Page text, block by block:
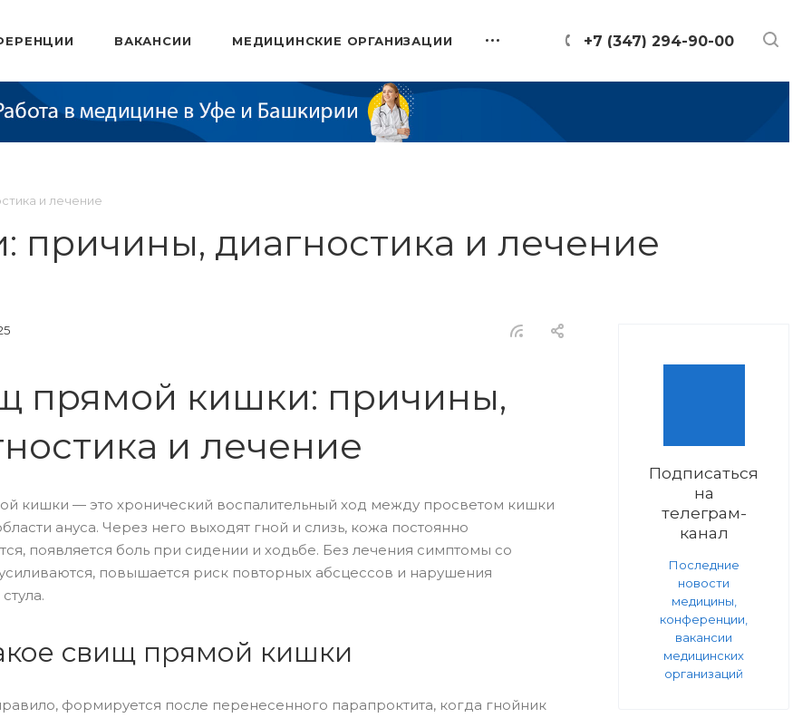
+7 (347) 294-90-00
ВАКАНСИИ МЕДИЦИНСКИЕ ОРГАНИЗАЦИИ
и лечение
диагностика и лечение
прямой кишки: причины,
и лечение
кишки — это хронический воспалительный ход между просветом кишки
ануса. Через него выходят гной и слизь, кожа постоянно
появляется боль при сидении и ходьбе. Без лечения симптомы со
повышается риск повторных абсцессов и нарушения
свищ прямой кишки
формируется после перенесенного парапроктита, когда гнойник
Подписаться
на
телеграм-
канал
Последние
новости
медицины,
конференции,
вакансии
медицинских
организаций